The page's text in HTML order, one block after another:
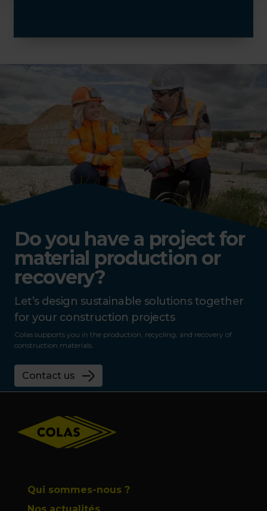
Do you have a project for
material production or
recovery?
Let’s design sustainable solutions together
for your construction projects
Colas supports you in the production, recycling, and recovery of
construction materials.
Contact us
Qui sommes-nous ?